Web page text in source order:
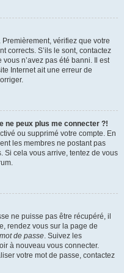
vérifiez que votre
corrects. S’ils le sont, contactez
n’avez pas été banni. Il est
Internet ait une erreur de
ne peux plus me connecter ?!
ou supprimé votre compte. En
les membres ne postant pas
Si cela vous arrive, tentez de vous
ne puisse pas être récupéré, il
rendez vous sur la page de
de passe. Suivez les
à nouveau vous connecter.
votre mot de passe, contactez